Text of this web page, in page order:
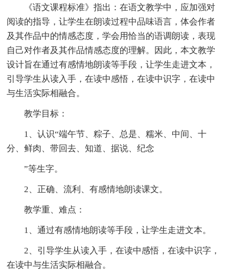
《语文课程标准》指出：在语文教学中，应加强对
阅读的指导，让学生在朗读过程中品味语言，体会作者
及其作品中的情感态度，学会用恰当的语调朗读，表现
自己对作者及其作品情感态度的理解。因此，本文教学
设计旨在通过有感情地朗读等手段，让学生走进文本，
引导学生从读入手，在读中感悟，在读中识字，在读中
与生活实际相融合。
教学目标：
1、认识“端午节、粽子、总是、糯米、中间、十
分、鲜肉、带回去、知道、据说、纪念
”等生字。
2、正确、流利、有感情地朗读课文。
教学重、难点：
1、通过有感情地朗读等手段，让学生走进文本。
2、引导学生从读入手，在读中感悟，在读中识字，
在读中与生活实际相融合。